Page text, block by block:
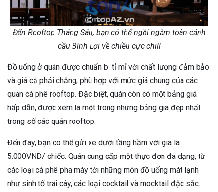
Đến Rooftop Tháng Sáu, bạn có thể ngồi ngắm toàn cảnh
cầu Bình Lợi về chiều cực chill
Đồ uống ở quán được chuẩn bị tỉ mỉ với chất lượng đảm bảo
và giá cả phải chăng, phù hợp với mức giá chung của các
quán cà phê rooftop. Đặc biệt, quán còn có một bảng giá
hấp dẫn, được xem là một trong những bảng giá đẹp nhất
trong số các quán rooftop.
Đến đây, bạn có thể gửi xe dưới tầng hầm với giá là
5.000VND/ chiếc. Quán cung cấp một thực đơn đa dạng, từ
các loại cà phê pha máy tới những món đồ uống mát lạnh
như sinh tố trái cây, các loại cocktail và mocktail đặc sắc.